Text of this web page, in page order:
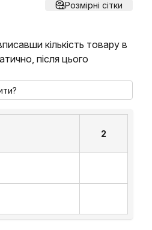
Розмірні сітки
кількість товару в
після цього
2